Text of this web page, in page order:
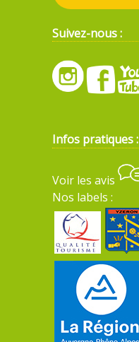
Suivez-nous :
Infos pratiques :
Voir les avis
Nos labels :